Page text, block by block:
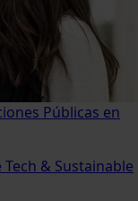
Públicas en
& Sustainable